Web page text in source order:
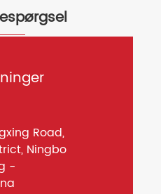
Road,
Ningbo
-